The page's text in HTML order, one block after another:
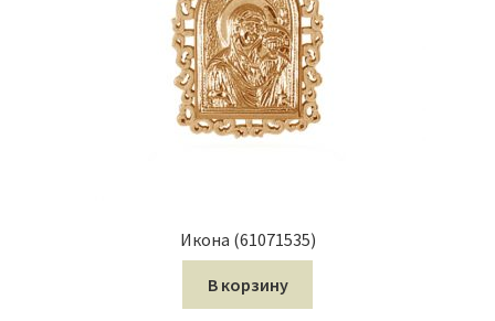
Икона (61071535)
В корзину